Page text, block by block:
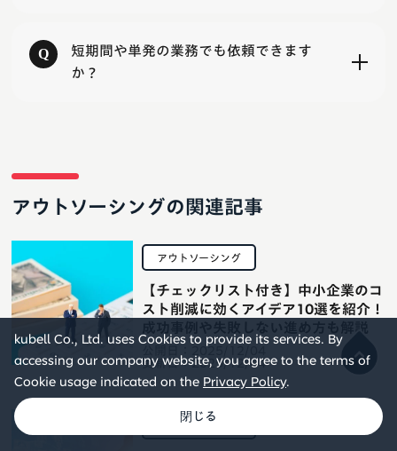
kubell Co., Ltd. uses Cookies to provide its services. By
accessing our company website, you agree to the terms of
Cookie usage indicated on the Privacy Policy.
短期間や単発の業務でも依頼できます
か？
アウトソーシングの関連記事
アウトソーシング
2025/12/04
更新日：2025/12/04
【チェックリスト付き】中小企業のコ
スト削減に効くアイデア10選を紹介！
アウトソーシング